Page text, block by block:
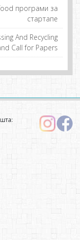
прoгрaми зa
стaртaпe
And Recycling
Call for Papers